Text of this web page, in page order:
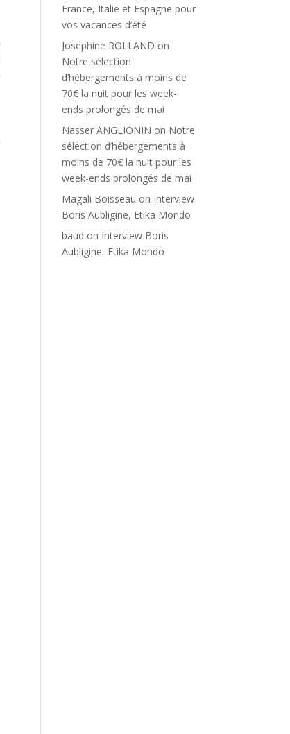
France, Italie et Espagne pour
vos vacances d’été
Josephine ROLLAND on
Notre sélection
d’hébergements à moins de
70€ la nuit pour les week-
ends prolongés de mai
Nasser ANGLIONIN on Notre
sélection d’hébergements à
moins de 70€ la nuit pour les
week-ends prolongés de mai
Magali Boisseau on Interview
Boris Aubligine, Etika Mondo
baud on Interview Boris
Aubligine, Etika Mondo